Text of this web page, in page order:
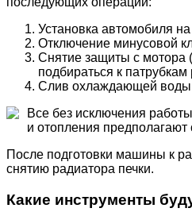
Установка автомобиля
Отключение минусовой
Снятие защиты с мотора
подбираться к патрубкам
Слив охлаждающей
Все без исключения
и отопления предполагают
После подготовки машины к
снятию радиатора печки.
Какие инструменты